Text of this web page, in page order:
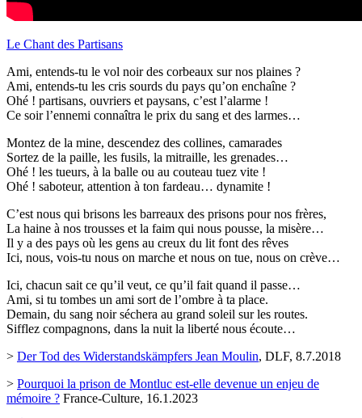
Le Chant des Partisans
Ami, entends-tu le vol noir des corbeaux sur nos plaines ?
Ami, entends-tu les cris sourds du pays qu’on enchaîne ?
Ohé ! partisans, ouvriers et paysans, c’est l’alarme !
Ce soir l’ennemi connaîtra le prix du sang et des larmes…
Montez de la mine, descendez des collines, camarades
Sortez de la paille, les fusils, la mitraille, les grenades…
Ohé ! les tueurs, à la balle ou au couteau tuez vite !
Ohé ! saboteur, attention à ton fardeau… dynamite !
C’est nous qui brisons les barreaux des prisons pour nos frères,
La haine à nos trousses et la faim qui nous pousse, la misère…
Il y a des pays où les gens au creux du lit font des rêves
Ici, nous, vois-tu nous on marche et nous on tue, nous on crève…
Ici, chacun sait ce qu’il veut, ce qu’il fait quand il passe…
Ami, si tu tombes un ami sort de l’ombre à ta place.
Demain, du sang noir séchera au grand soleil sur les routes.
Sifflez compagnons, dans la nuit la liberté nous écoute…
> Der Tod des Widerstandskämpfers Jean Moulin, DLF, 8.7.2018
> Pourquoi la prison de Montluc est-elle devenue un enjeu de
mémoire ? France-Culture, 16.1.2023